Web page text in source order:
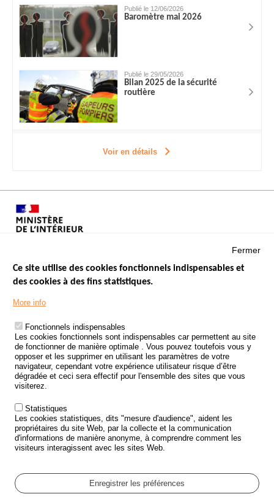
Publié le 12/06/2026
Baromètre mai 2026
Publié le 29/05/2026
Bilan 2025 de la sécurité
routière
Voir en détails
Menu
Footer
LES SITES PUBLICS
ÉTAT DE L’INSÉCURITÉ ROUTIÈRE
TRAITEMENT DES DONNÉES PERSONNELLES DES ACCIDENTS DE
LA ROUTE
ETUDES ET RECHERCHES
APPEL À PROJETS
POLITIQUE DE SÉCURITÉ ROUTIÈRE
Outils
AGENDA
GLOSSAIRE
Cookie settings
Fermer
Ce site utilise des cookies fonctionnels indispensables et
des cookies à des fins statistiques.
More info
Fonctionnels indispensables
Les cookies fonctionnels sont indispensables car permettent au site
de fonctionner de manière optimale . Vous pouvez toutefois vous y
opposer et les supprimer en utilisant les paramètres de votre
navigateur, cependant votre expérience utilisateur risque d’être
dégradée et ceci sera effectif pour l'ensemble des sites que vous
visiterez.
Statistiques
Les cookies statistiques, dits "mesure d'audience", aident les
propriétaires du site Web, par la collecte et la communication
d'informations de manière anonyme, à comprendre comment les
visiteurs interagissent avec les sites Web.
Enregistrer les préférences